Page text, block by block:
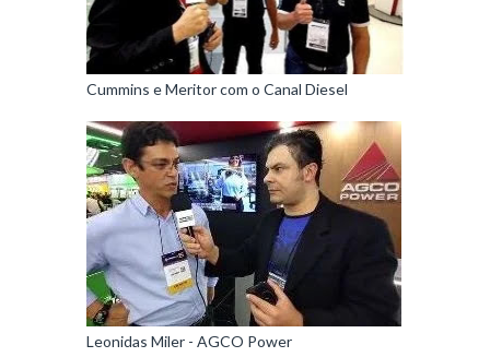
Cummins e Meritor com o Canal Diesel
Leonidas Miler - AGCO Power